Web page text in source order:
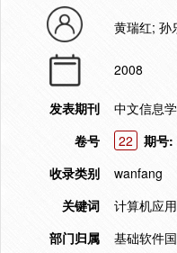
黄瑞红; 孙
2008
发表期刊
中文信息
卷号
22 期号:
收录类别
wanfang
关键词
计算机应
部门归属
基础软件